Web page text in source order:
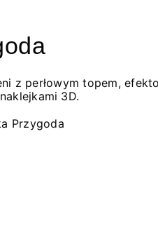
z perłowym topem,
3D.